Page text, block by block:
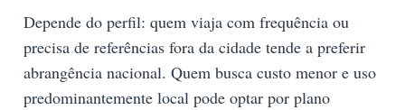
Depende do perfil: quem viaja com frequência ou
precisa de referências fora da cidade tende a preferir
abrangência nacional. Quem busca custo menor e uso
predominantemente local pode optar por plano